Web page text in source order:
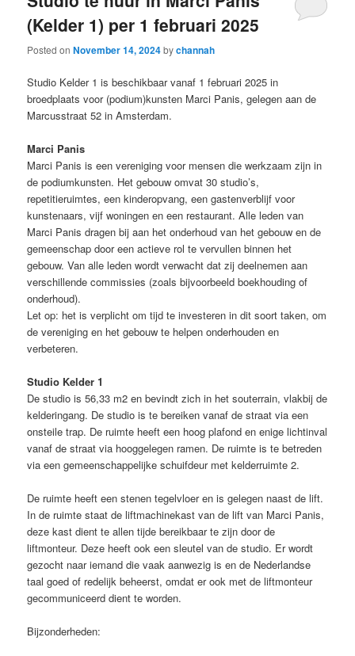
(Kelder 1) per 1 februari 2025
Posted onNovember 14, 2024bychannah
Studio Kelder 1 is beschikbaar vanaf 1 februari 2025 in
broedplaats voor (podium)kunsten Marci Panis, gelegen aan de
Marcusstraat 52 in Amsterdam.
Marci Panis
Marci Panis is een vereniging voor mensen die werkzaam zijn in
de podiumkunsten. Het gebouw omvat 30 studio’s,
repetitieruimtes, een kinderopvang, een gastenverblijf voor
kunstenaars, vijf woningen en een restaurant. Alle leden van
Marci Panis dragen bij aan het onderhoud van het gebouw en de
gemeenschap door een actieve rol te vervullen binnen het
gebouw. Van alle leden wordt verwacht dat zij deelnemen aan
verschillende commissies (zoals bijvoorbeeld boekhouding of
onderhoud).
Let op: het is verplicht om tijd te investeren in dit soort taken, om
de vereniging en het gebouw te helpen onderhouden en
verbeteren.
Studio Kelder 1
De studio is 56,33 m2 en bevindt zich in het souterrain, vlakbij de
kelderingang. De studio is te bereiken vanaf de straat via een
onsteile trap. De ruimte heeft een hoog plafond en enige lichtinval
vanaf de straat via hooggelegen ramen. De ruimte is te betreden
via een gemeenschappelijke schuifdeur met kelderruimte 2.
De ruimte heeft een stenen tegelvloer en is gelegen naast de lift.
In de ruimte staat de liftmachinekast van de lift van Marci Panis,
deze kast dient te allen tijde bereikbaar te zijn door de
liftmonteur. Deze heeft ook een sleutel van de studio. Er wordt
gezocht naar iemand die vaak aanwezig is en de Nederlandse
taal goed of redelijk beheerst, omdat er ook met de liftmonteur
gecommuniceerd dient te worden.
Bijzonderheden: